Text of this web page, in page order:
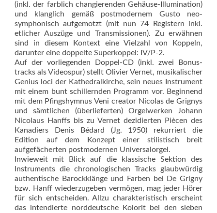
(inkl. der farblich changierenden Gehäuse-Illumination)
und klanglich gemäß postmodernem Gusto neo-
symphonisch aufgemotzt (mit nun 74 Registern inkl.
etlicher Auszüge und Transmissionen). Zu erwähnen
sind in diesem Kontext eine Vielzahl von Koppeln,
darunter eine doppelte Superkoppel: IV/P-2.
Auf der vorliegenden Doppel-CD (inkl. zwei Bonus­
tracks als Videospur) stellt Olivier Vernet, musikalischer
Genius loci der Kathedralkirche, sein neues Instrument
mit einem bunt schillernden Programm vor. Beginnend
mit dem Pfingshymnus Veni creator Nicolas de Grignys
und sämtlichen (überlieferten) Orgelwerken Johann
Nicolaus Hanffs bis zu Vernet dezidierten Piècen des
Kanadiers Denis Bédard (Jg. 1950) rekurriert die
Edition auf dem Konzept einer stilistisch breit
aufgefächerten postmodernen Universalorgel.
Inwieweit mit Blick auf die klassische Sektion des
Instruments die chronologischen Tracks glaubwürdig
authentische Barockklänge und Farben bei De Grigny
bzw. Hanff wiederzugeben vermögen, mag jeder Hörer
für sich entscheiden. Allzu charakteristisch erscheint
das intendierte norddeutsche Kolorit bei den sieben